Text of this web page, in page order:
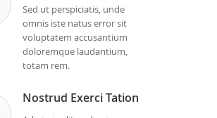
Sed ut perspiciatis, unde
omnis iste natus error sit
voluptatem accusantium
doloremque laudantium,
totam rem.
Nostrud Exerci Tation